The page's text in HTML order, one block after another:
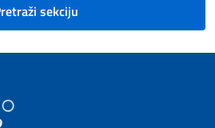
sekciju